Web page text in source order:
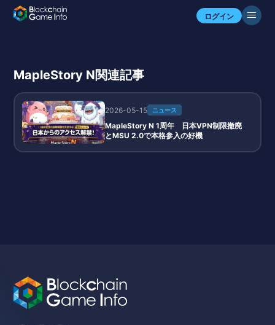
ログイン
MapleStory N関連記事
2026-05-15 ニュース
MapleStory N 1周年 日本VPN制限撤廃
とMSU 2.0で本格参入の好機